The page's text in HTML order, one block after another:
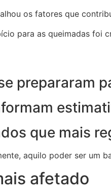
os fatores que
para as queimadas foi
prepararam
que mais
aquilo poder ser um
afetado